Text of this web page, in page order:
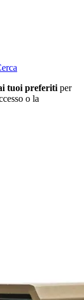
tuoi preferiti per
o la